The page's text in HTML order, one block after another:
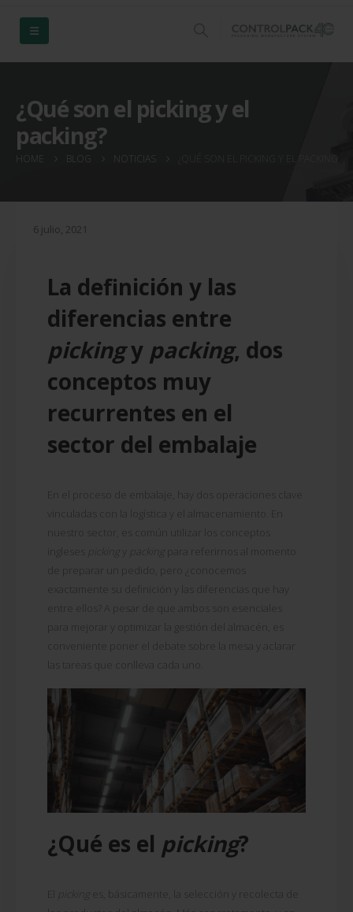
¿Qué son el picking y el
packing?
HOME BLOG NOTICIAS
6 julio, 2021
La definición y las
diferencias entre
pickingy packing, dos
conceptos muy
recurrentes en el
sector del embalaje
En el proceso de embalaje, hay dos operaciones clave
vinculadas con la logística y el almacenamiento. En
nuestro sector, es común utilizar los conceptos
para referirnos al momento
de preparar un pedido, pero ¿conocemos
exactamente su definición y las diferencias que hay
entre ellos? A pesar de que ambos son esenciales
para mejorar y optimizar la gestión del almacén, es
conveniente poner el debate sobre la mesa y aclarar
las tareas que conlleva cada uno.
¿Qué es el picking?
es, básicamente, la selección y recolecta de